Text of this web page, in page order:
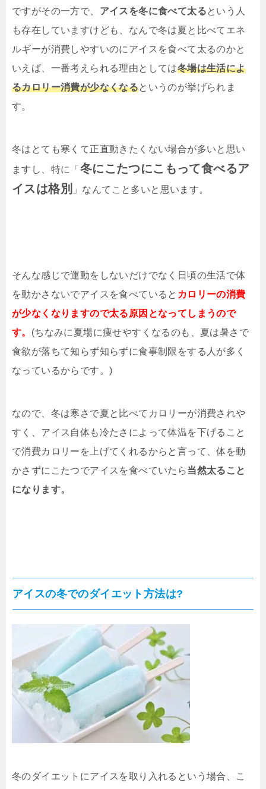
ですがその一方で、 アイスを冬に食べて太るという人
も存在していますけども、なんで冬は夏と比べてエネ
ルギーが消費しやすいのにアイスを食べて太るのかと
いえば、一番考えられる理由としては冬場は生活によ
るカロリー消費が少なくなるというのが挙げられま
す。
冬はとても寒くて正直動きたくない場合が多いと思い
ますし、特に「 冬にこたつにこもって食べるア
イスは格別 」なんてこと多いと思います。
そんな感じで運動をしないだけでなく日頃の生活で体
を動かさないでアイスを食べていると カロリーの消費
が少なくなりますので太る原因となってしまうので
す。 (ちなみに夏場に痩せやすくなるのも、 夏は暑さで
食欲が落ちて知らず知らずに食事制限をする人が多く
なっているからです。)
なので、冬は寒さで夏と比べてカロリーが消費されや
すく、アイス自体も冷たさによって体温を下げること
で消費カロリーを上げてくれるからと言って、体を動
かさずにこたつでアイスを食べていたら当然太ること
になります。
アイスの冬でのダイエット方法は?
冬のダイエットにアイスを取り入れるという場合、こ